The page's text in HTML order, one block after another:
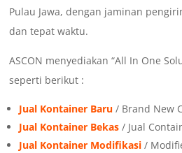
Pulau Jawa, dengan jaminan
dan tepat waktu.
ASCON menyediakan “All In One
seperti berikut :
Jual Kontainer Baru / Brand New
Jual Kontainer Bekas / Jual
Jual Kontainer Modifikasi /